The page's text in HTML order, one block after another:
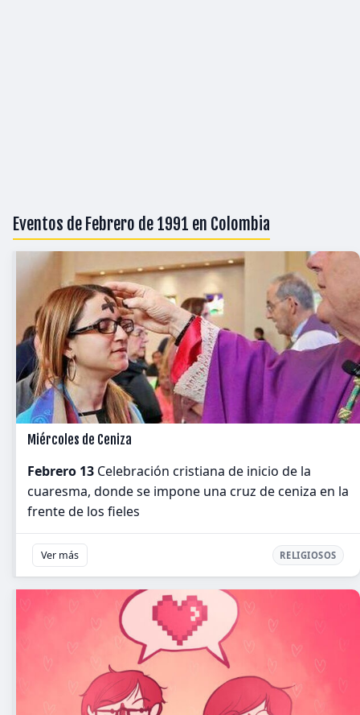
Eventos de Febrero de 1991 en Colombia
Miércoles de Ceniza
Febrero 13 Celebración cristiana de inicio de la
cuaresma, donde se impone una cruz de ceniza en la
frente de los fieles
Ver más RELIGIOSOS